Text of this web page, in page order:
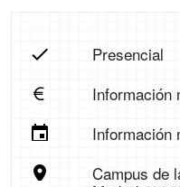
Presencial
Información
Información
Campus de